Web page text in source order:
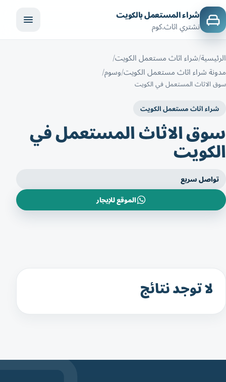
شراء المستعمل بالكويت
نشتري اثاث.كوم
الرئيسية شراء اثاث مستعمل الكويت
مدونة شراء اثاث مستعمل الكويت وسوم
سوق الاثاث المستعمل في الكويت
شراء اثاث مستعمل الكويت
سوق الاثاث المستعمل في
الكويت
تواصل سريع
الموقع للإيجار
لا توجد نتائج